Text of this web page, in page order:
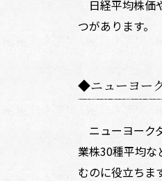
日経平均株価
つがあります。
◆ニューヨー
ニューヨーク
業株30種平均な
むのに役立ちま